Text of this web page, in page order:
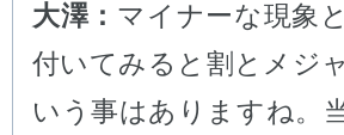
大澤： マイナーな現象
付いてみると割とメジ
いう事はありますね。